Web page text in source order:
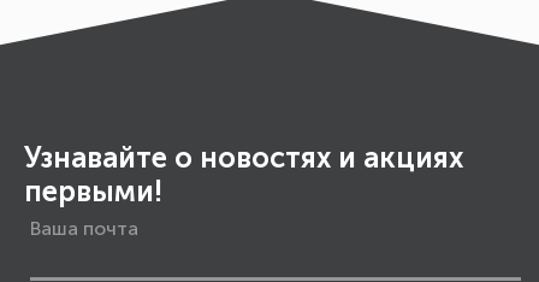
Узнавайте о новостях и акциях
первыми!